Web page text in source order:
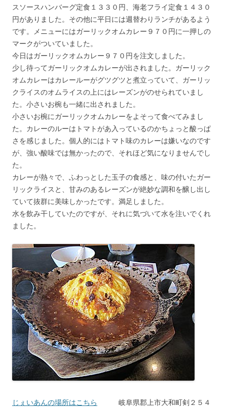
スソースハンバーグ定食１３３０円、海老フライ定食１４３０
円がありました。その他に平日には週替わりランチがあるよう
です。メニューにはガーリックオムカレー９７０円に一押しの
マークがついていました。
今日はガーリックオムカレー９７０円を注文しました。
少し待ってガーリックオムカレーが出されました。ガーリック
オムカレーはカレールーがグツグツと煮立っていて、ガーリッ
クライスのオムライスの上にはレーズンがのせられていまし
た。小さいお椀も一緒に出されました。
小さいお椀にガーリックオムカレーをよそって食べてみまし
た。カレーのルーはトマトがあ入っているのかちょっと酸っぱ
さを感じました。個人的にはトマト味のカレーは嫌いなのです
が、強い酸味では無かったので、それほど気になりませんでし
た。
カレーが熱々で、ふわっとした玉子の食感と、味の付いたガー
リックライスと、甘みのあるレーズンが絶妙な調和を醸し出し
ていて抜群に美味しかったです。満足しました。
水を飲み干していたのですが、それに気づいて水を注いでくれ
ました。
じぇいあんの場所はこちら
岐阜県郡上市大和町剣２５４